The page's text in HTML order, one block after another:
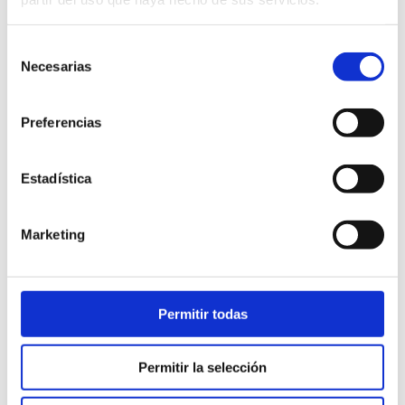
Necesarias
Preferencias
Estadística
Marketing
Permitir todas
Permitir la selección
MESA VELA 200 W
Mesa de comedor 200x100 en roble macizo 100%